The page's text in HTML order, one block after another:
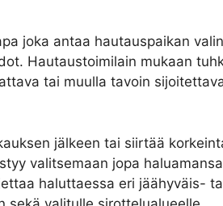
joka antaa hautauspaikan
Hautaustoimilain mukaan
tai muulla tavoin
jälkeen tai siirtää
valitsemaan jopa haluamansa
haluttaessa eri jäähyväis-